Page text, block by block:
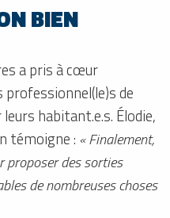
BIEN
a pris à cœur
professionnel(le)s de
habitant.e.s. Élodie,
témoigne : « Finalement,
proposer des sorties
de nombreuses choses